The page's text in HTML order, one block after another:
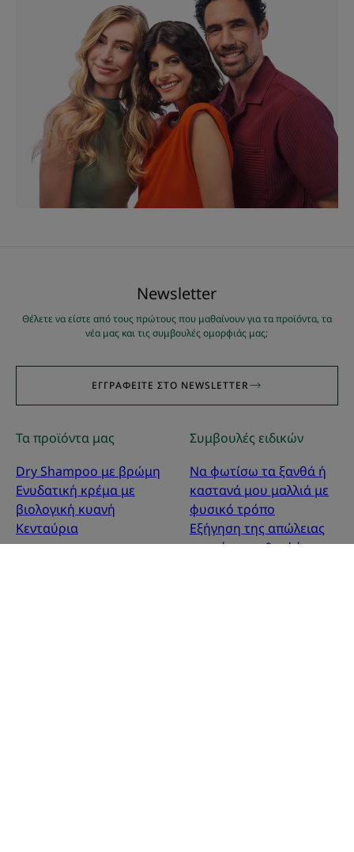
Νewsletter
Θέλετε να είστε από τους πρώτους που μαθαίνουν για τα προϊόντα, τα
νέα μας και τις συμβουλές ομορφιάς μας;
ΕΓΓΡΑΦΕΊΤΕ ΣΤΟ NEWSLETTER
Τα προϊόντα μας
Dry Shampoo με βρώμη
Ενυδατική κρέμα με
βιολογική κυανή
Κενταύρια
Συμβουλές ειδικών
Να φωτίσω τα ξανθά ή
καστανά μου μαλλιά με
φυσικό τρόπο
Εξήγηση της απώλειας
πυκνότητας & υφής της